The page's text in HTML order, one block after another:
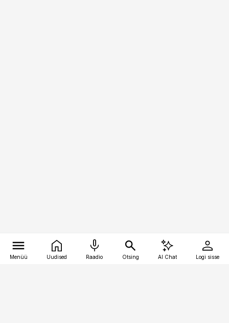
Menüü Uudised Raadio Otsing AI Chat Logi sisse